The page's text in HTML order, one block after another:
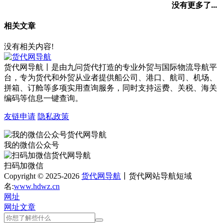
没有更多了...
相关文章
没有相关内容!
货代网导航丨是由九问货代打造的专业外贸与国际物流导航平
台，专为货代和外贸从业者提供船公司、港口、航司、机场、
拼箱、订舱等多项实用查询服务，同时支持运费、关税、海关
编码等信息一键查询。
友链申请 隐私政策
我的微信公众号
扫码加微信
Copyright © 2025-2026 货代网导航 丨货代网站导航短域
名:www.hdwz.cn
网址
网址文章